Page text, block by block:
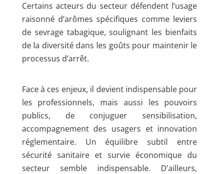
Certains acteurs du secteur défendent l’usage
raisonné d’arômes spécifiques comme leviers
de sevrage tabagique, soulignant les bienfaits
de la diversité dans les goûts pour maintenir le
processus d’arrêt.
Face à ces enjeux, il devient indispensable pour
les professionnels, mais aussi les pouvoirs
publics, de conjuguer sensibilisation,
accompagnement des usagers et innovation
réglementaire. Un équilibre subtil entre
sécurité sanitaire et survie économique du
secteur semble indispensable. D’ailleurs,